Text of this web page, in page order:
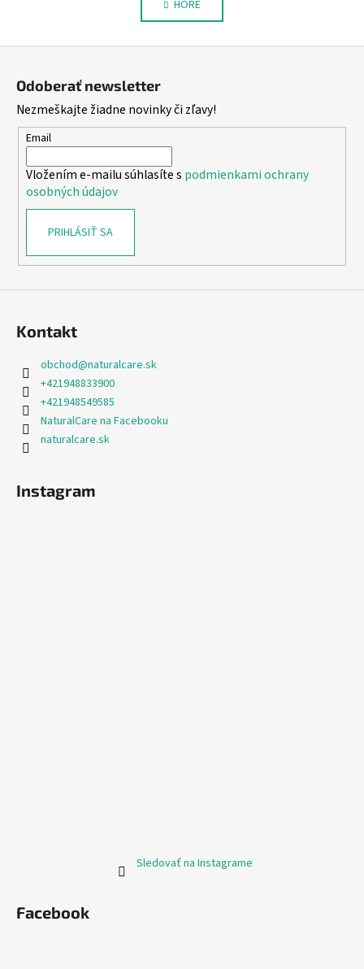
l
á
d
e
p
v
k
s
n
k
i
e
HORE
Odoberať newsletter
Nezmeškajte žiadne novinky či zľavy!
Email
Vložením e-mailu súhlasíte s podmienkami ochrany
osobných údajov
PRIHLÁSIŤ SA
Kontakt
obchod@naturalcare.sk
+421948833900
+421948549585
NaturalCare na Facebooku
naturalcare.sk
Instagram
Sledovať na Instagrame
Facebook